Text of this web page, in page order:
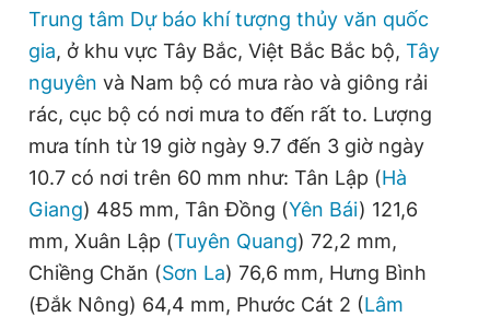
Thông tin tòa soạn Liên hệ quảng cáo
Đọc Thanh Niên trên điện thoại
Trung tâm Dự báo khí tượng thủy văn quốc
gia, ở khu vực Tây Bắc, Việt Bắc Bắc bộ, Tây
nguyên và Nam bộ có mưa rào và giông rải
rác, cục bộ có nơi mưa to đến rất to. Lượng
mưa tính từ 19 giờ ngày 9.7 đến 3 giờ ngày
10.7 có nơi trên 60 mm như: Tân Lập (Hà
Giang) 485 mm, Tân Đồng (Yên Bái) 121,6
mm, Xuân Lập (Tuyên Quang) 72,2 mm,
Chiềng Chăn (Sơn La) 76,6 mm, Hưng Bình
(Đắk Nông) 64,4 mm, Phước Cát 2 (Lâm